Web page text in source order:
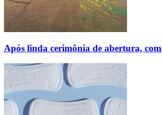
Após linda cerimônia de abertura,